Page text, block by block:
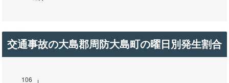
交通事故の大島郡周防大島町の曜日別発生割合